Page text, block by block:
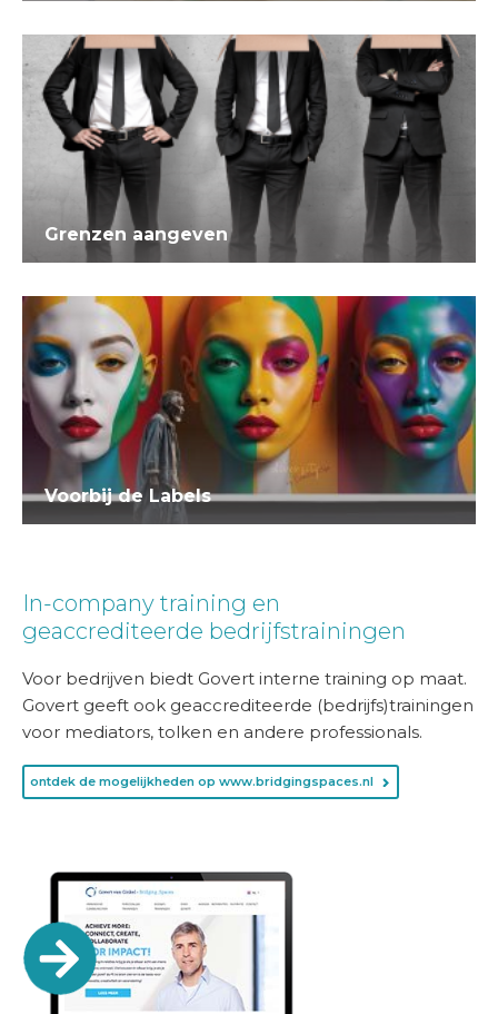
Grenzen aangeven
Voorbij de Labels
In-company training en
geaccrediteerde bedrijfstrainingen
Voor bedrijven biedt Govert interne training op maat.
Govert geeft ook geaccrediteerde (bedrijfs)trainingen
voor mediators, tolken en andere professionals.
ontdek de mogelijkheden op www.bridgingspaces.nl